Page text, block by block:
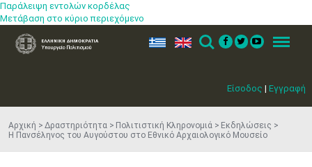
Παράλειψη εντολών κορδέλας
Μετάβαση στο κύριο περιεχόμενο
Είσοδος | Εγγραφή
ελ en Search Menu
Αρχική Δραστηριότητα Πολιτιστική Κληρονομιά
Εκδηλώσεις
Η Πανσέληνος του Αυγούστου στο Εθνικό Αρχαιολογικό Μουσείο